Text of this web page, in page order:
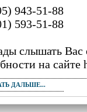
943-51-88
593-51-88
слышать Вас
на
ДАЛЬШЕ...